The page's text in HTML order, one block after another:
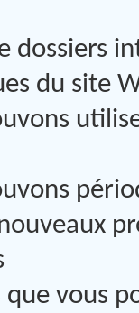
dossiers
du site
que vous